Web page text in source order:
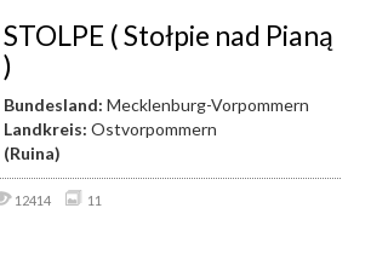
STOLPE ( Stołpie nad Pianą
)
Bundesland: Mecklenburg-Vorpommern
Landkreis: Ostvorpommern
(Ruina)
12414 11